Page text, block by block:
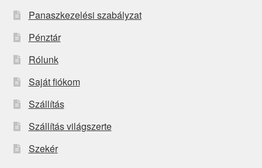
Panaszkezelési szabályzat
Pénztár
Rólunk
Saját fiókom
Szállítás
Szállítás világszerte
Szekér